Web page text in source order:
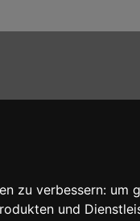
zu verbessern: um
und